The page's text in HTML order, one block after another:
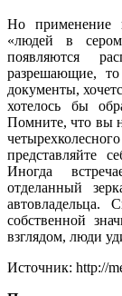
Но применение
«людей в
появляются
разрешающие,
документы,
хотелось бы
Помните, что вы
представляйте
Иногда
отделанный
автовладельца.
собственной
взглядом, люди
Источник: http://